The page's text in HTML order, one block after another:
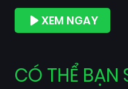
XEM NGAY
CÓ THỂ BẠN